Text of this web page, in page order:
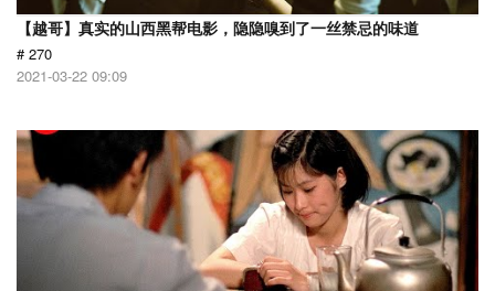
【越哥】真实的山西黑帮电影，隐隐嗅到了一丝禁忌的味道
# 270
2021-03-22 09:09